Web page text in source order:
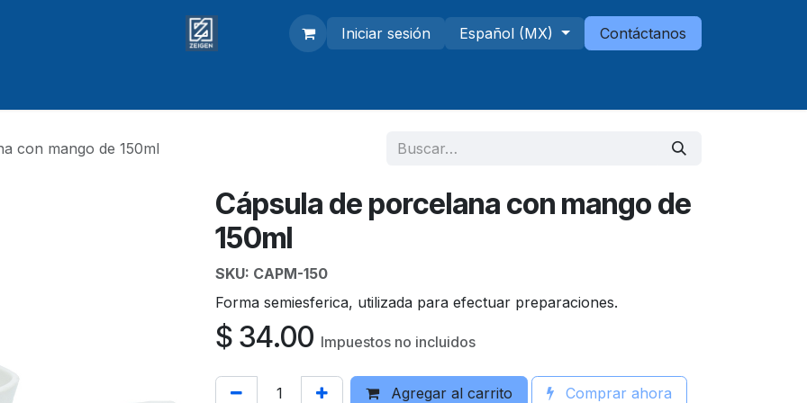
Iniciar sesión Español (MX) Contáctanos
con mango de 150ml
Cápsula de porcelana con mango de
150ml
SKU: CAPM-150
Forma semiesferica, utilizada para efectuar preparaciones.
$ 34.00 Impuestos no incluidos
Agregar al carrito Comprar ahora